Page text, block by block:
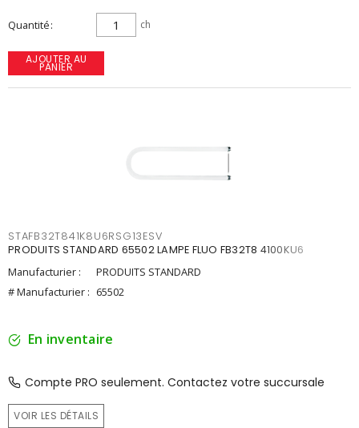
Quantité ch
AJOUTER AU
PANIER
STAFB32T841K8U6RSG13ESV
PRODUITS STANDARD 65502 LAMPE FLUO FB32T8 4100KU6
Manufacturier :
PRODUITS STANDARD
# Manufacturier : 65502
En inventaire
Compte PRO seulement. Contactez votre succursale
VOIR LES DÉTAILS